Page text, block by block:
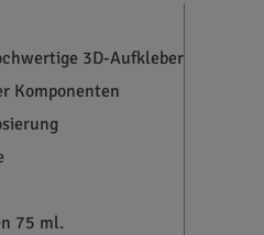
3D-Aufkleber
Komponenten
75 ml.